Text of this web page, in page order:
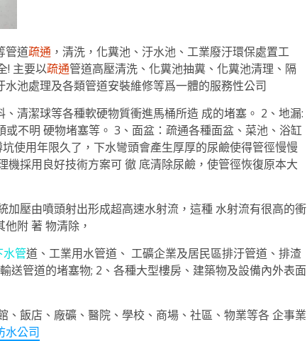
管道疏通 ，清洗，化糞池、汙水池、工業廢汙環保處置工
! 主要以疏通管道高壓清洗、化糞池抽糞、化糞池清理、隔
水池處理及各類管道安裝維修等爲一體的服務性公司
、清潔球等各種軟硬物質衝進馬桶所造 成的堵塞。 2、地漏:
不明 硬物堵塞等。 3、面盆：疏通各種面盆、菜池、浴缸
使用年限久了，下水彎頭會產生厚厚的尿鹼使得管徑慢慢
採用良好技術方案可 徹 底清除尿鹼，使管徑恢復原本大
壓由噴頭射出形成超高速水射流，這種 水射流有很高的衝
附 著 物清除，
水管道、工業用水管道、 工礦企業及居民區排汙管道、排渣
送管道的堵塞物; 2、各種大型樓房、建築物及設備內外表面
飯店、廠礦、醫院、學校、商場、社區、物業等各 企事業
水公司